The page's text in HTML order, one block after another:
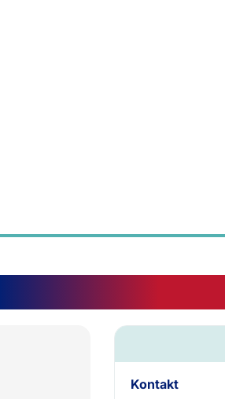
Kontakt